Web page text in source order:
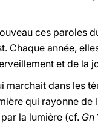
ces paroles
Chaque année,
et de
dans les
qui rayonne de
la lumière (cf. Gn